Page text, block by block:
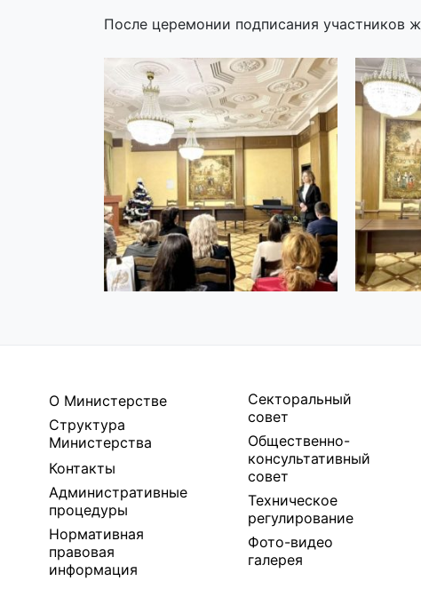
После церемонии подписания участников
О Министерстве
Структура
Министерства
Контакты
Административные
процедуры
Нормативная
правовая
информация
Секторальный
совет
Общественно-
консультативный
совет
Техническое
регулирование
Фото-видео
галерея